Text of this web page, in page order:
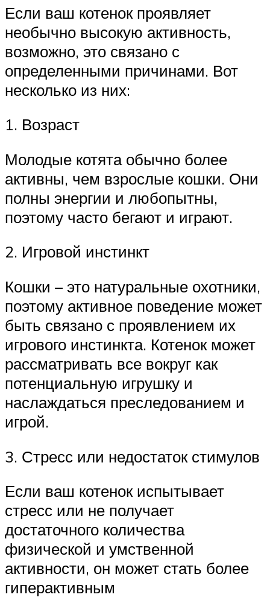
Если ваш котенок проявляет
необычно высокую активность,
возможно, это связано с
определенными причинами. Вот
несколько из них:
1. Возраст
Молодые котята обычно более
активны, чем взрослые кошки. Они
полны энергии и любопытны,
поэтому часто бегают и играют.
2. Игровой инстинкт
Кошки – это натуральные охотники,
поэтому активное поведение может
быть связано с проявлением их
игрового инстинкта. Котенок может
рассматривать все вокруг как
потенциальную игрушку и
наслаждаться преследованием и
игрой.
3. Стресс или недостаток стимулов
Если ваш котенок испытывает
стресс или не получает
достаточного количества
физической и умственной
активности, он может стать более
гиперактивным